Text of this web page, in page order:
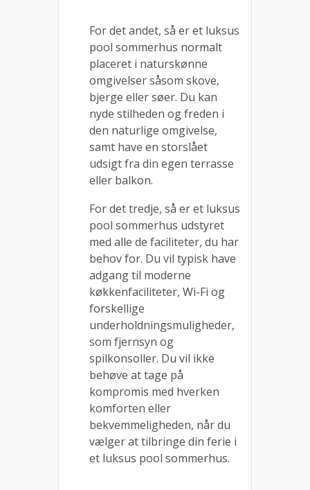
For det andet, så er et luksus
pool sommerhus normalt
placeret i naturskønne
omgivelser såsom skove,
bjerge eller søer. Du kan
nyde stilheden og freden i
den naturlige omgivelse,
samt have en storslået
udsigt fra din egen terrasse
eller balkon.
For det tredje, så er et luksus
pool sommerhus udstyret
med alle de faciliteter, du har
behov for. Du vil typisk have
adgang til moderne
køkkenfaciliteter, Wi-Fi og
forskellige
underholdningsmuligheder,
som fjernsyn og
spilkonsoller. Du vil ikke
behøve at tage på
kompromis med hverken
komforten eller
bekvemmeligheden, når du
vælger at tilbringe din ferie i
et luksus pool sommerhus.